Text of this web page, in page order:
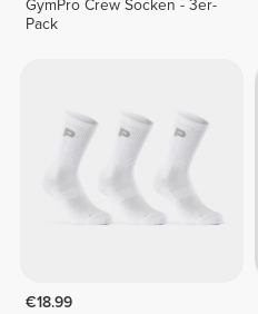
GymPro Crew Socken - 3er-
Pack
€18.99